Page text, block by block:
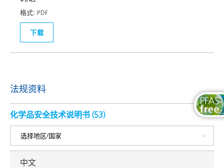
格式: PDF
下载
法规资料
化学品安全技术说明书 (53)
中文